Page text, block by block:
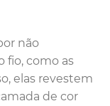
não
fio, como as
elas revestem
de cor